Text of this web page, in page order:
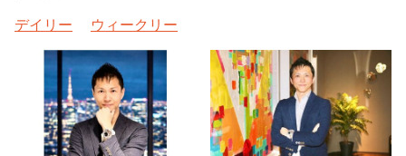
デイリー
ウィークリー